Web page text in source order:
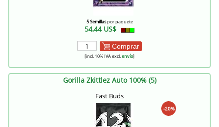
5 Semillaspor paquete
54,44 US$
Comprar
[incl. 10% IVA excl.envío]
Gorilla Zkittlez Auto 100% (5)
Fast Buds
-20%